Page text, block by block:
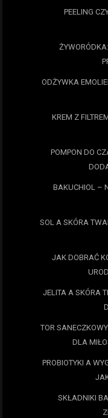
PEELING
ODŻYWKA
KREM Z
POMPON DO
BAKUCHIOL –
SOL A SKÓRA
JAK DOBRAĆ
JELITA A SKÓRA
TOR
DLA
PROBIOTYKI A
SKŁADNIKI